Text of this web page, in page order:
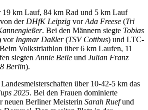
19 km Lauf, 84 km Rad und 5 km Lauf
von der DHfK Leipzig vorAda Freese (Tri
. Bei den Männern siegte Tobias
vor Ingmar Daßler(TSV Cottbus) und LTC-
Volkstriathlon über 6 km Laufen, 11
siegten Annie Beile und Julian Franz
Berlin).
über 10-42-5 km das
2025. Bei den Frauen dominierte
neuen Berliner Meisterin Sarah Ruefund